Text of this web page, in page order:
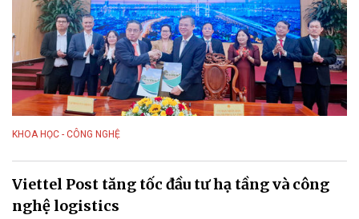
KHOA HỌC - CÔNG NGHỆ
Viettel Post tăng tốc đầu tư hạ tầng và công
nghệ logistics